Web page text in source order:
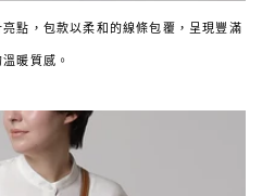
點，包款以柔和的線條包覆，呈現豐滿
暖質感。